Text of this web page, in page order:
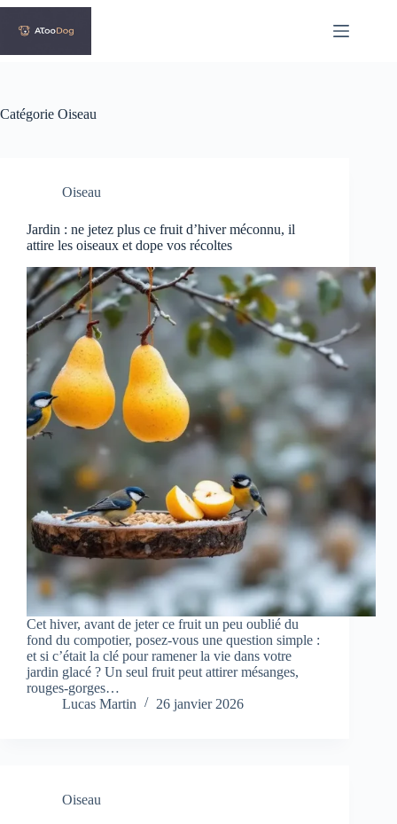
Passer
contenu
Catégorie Oiseau
Oiseau
Jardin : ne jetez plus ce fruit d’hiver méconnu, il
attire les oiseaux et dope vos récoltes
Cet hiver, avant de jeter ce fruit un peu oublié du
fond du compotier, posez-vous une question simple :
et si c’était la clé pour ramener la vie dans votre
jardin glacé ? Un seul fruit peut attirer mésanges,
rouges-gorges…
Lucas Martin
26 janvier 2026
Oiseau